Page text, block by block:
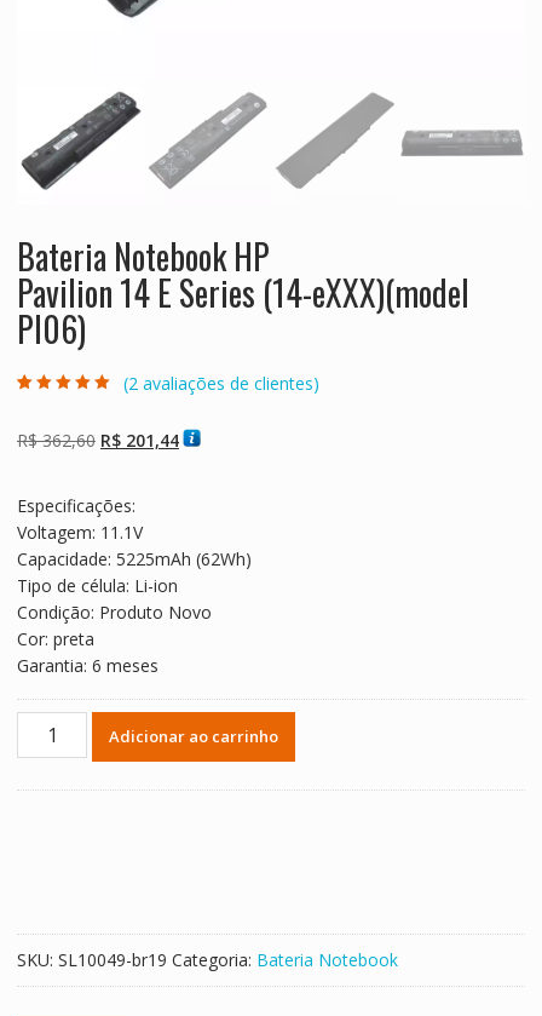
Bateria Notebook HP
Pavilion 14 E Series (14-eXXX)(model
PI06)
baseado em
avaliações de
(2avaliações de clientes)
R$362,60 O
era:
R$ 362,60.
R$201,44O
Especificações:
Voltagem: 11.1V
Capacidade: 5225mAh (62Wh)
Tipo de célula: Li-ion
Condição: Produto Novo
Cor: preta
Garantia: 6 meses
Bateria
Adicionar ao carrinho
SKU: SL10049-br19 Categoria: Bateria Notebook